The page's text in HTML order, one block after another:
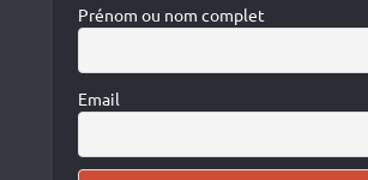
Prénom ou nom complet
Email